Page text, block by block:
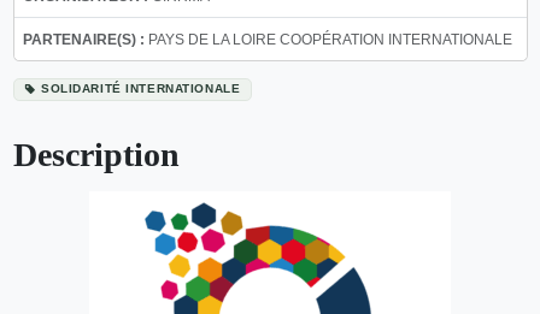
PARTENAIRE(S) : PAYS DE LA LOIRE COOPÉRATION INTERNATIONALE
SOLIDARITÉ INTERNATIONALE
Description